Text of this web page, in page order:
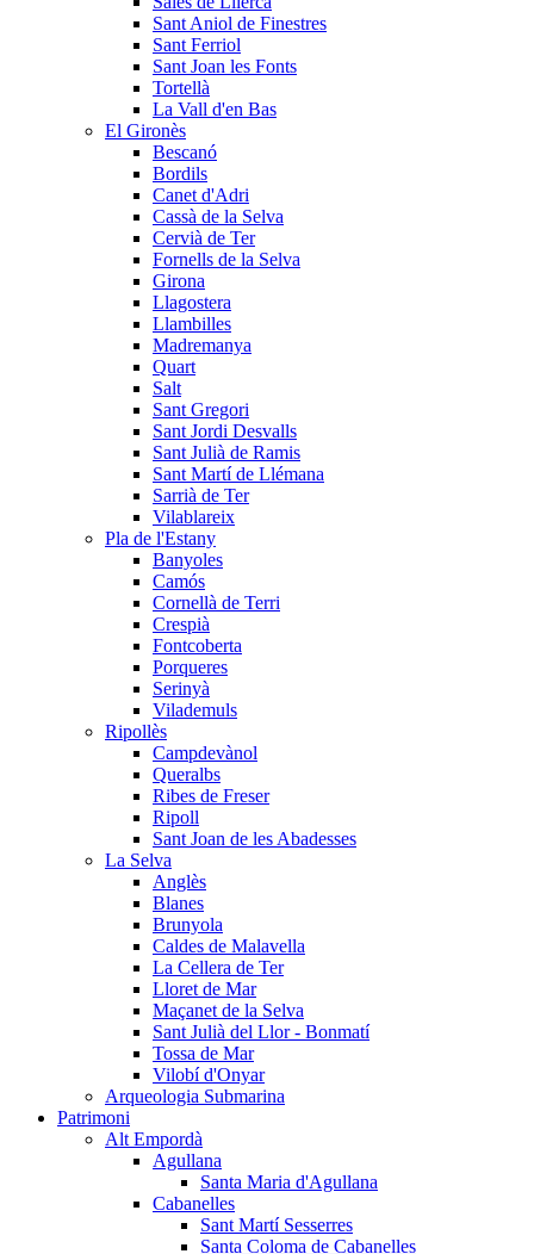
Sant Aniol de Finestres
Sant Ferriol
Sant Joan les Fonts
Tortellà
La Vall d'en Bas
El Gironès
Bescanó
Bordils
Canet d'Adri
Cassà de la Selva
Cervià de Ter
Fornells de la Selva
Girona
Llagostera
Llambilles
Madremanya
Quart
Salt
Sant Gregori
Sant Jordi Desvalls
Sant Julià de Ramis
Sant Martí de Llémana
Sarrià de Ter
Vilablareix
Pla de l'Estany
Banyoles
Camós
Cornellà de Terri
Crespià
Fontcoberta
Porqueres
Serinyà
Vilademuls
Ripollès
Campdevànol
Queralbs
Ribes de Freser
Ripoll
Sant Joan de les Abadesses
La Selva
Anglès
Blanes
Brunyola
Caldes de Malavella
La Cellera de Ter
Lloret de Mar
Maçanet de la Selva
Sant Julià del Llor - Bonmatí
Tossa de Mar
Vilobí d'Onyar
Arqueologia Submarina
Patrimoni
Alt Empordà
Agullana
Santa Maria d'Agullana
Cabanelles
Sant Martí Sesserres
Santa Coloma de Cabanelles